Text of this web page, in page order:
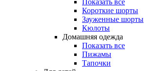
Показать все
Короткие шорты
Зауженные шорты
Кюлоты
Домашняя одежда
Показать все
Пижамы
Тапочки